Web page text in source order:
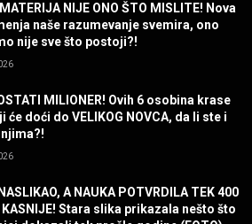
Charlie Watts
NIJE ONO ŠTO MISLITE! Nova
naše razumevanje svemira, ono
nije sve što postoji?!
MILIONER! Ovih 6 osobina krase
će doći do VELIKOG NOVCA, da li ste i
A NAUKA POTVRDILA TEK 400
KASNIJE! Stara slika prikazala nešto što